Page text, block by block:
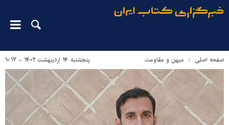
صفحه اصلی میهن و مقاومت پنجشنبه ۱۴ اردیبهشت ۱۴۰۲ - ۱۰:۱۷